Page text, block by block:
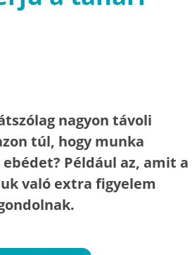
nagyon távoli
túl, hogy munka
Például az, amit a
való extra figyelem